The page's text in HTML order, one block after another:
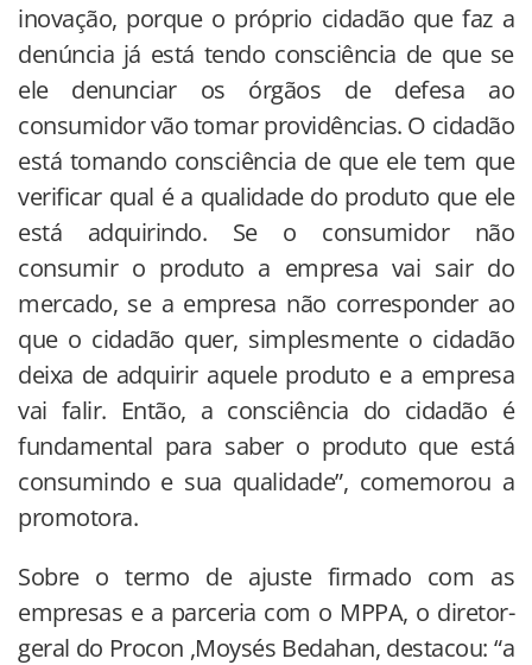
inovação, porque o próprio cidadão que faz a
denúncia já está tendo consciência de que se
ele denunciar os órgãos de defesa ao
consumidor vão tomar providências. O cidadão
está tomando consciência de que ele tem que
verificar qual é a qualidade do produto que ele
está adquirindo. Se o consumidor não
consumir o produto a empresa vai sair do
mercado, se a empresa não corresponder ao
que o cidadão quer, simplesmente o cidadão
deixa de adquirir aquele produto e a empresa
vai falir. Então, a consciência do cidadão é
fundamental para saber o produto que está
consumindo e sua qualidade”, comemorou a
promotora.
Sobre o termo de ajuste firmado com as
empresas e a parceria com o MPPA, o diretor-
geral do Procon ,Moysés Bedahan, destacou: “a